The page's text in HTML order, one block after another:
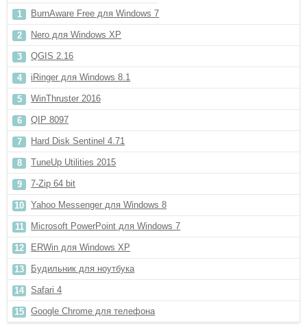
BurnAware Free для Windows 7
Nero для Windows XP
QGIS 2.16
iRinger для Windows 8.1
WinThruster 2016
QIP 8097
Hard Disk Sentinel 4.71
TuneUp Utilities 2015
7-Zip 64 bit
Yahoo Messenger для Windows 8
Microsoft PowerPoint для Windows 7
ERWin для Windows XP
Будильник для ноутбука
Safari 4
Google Chrome для телефона